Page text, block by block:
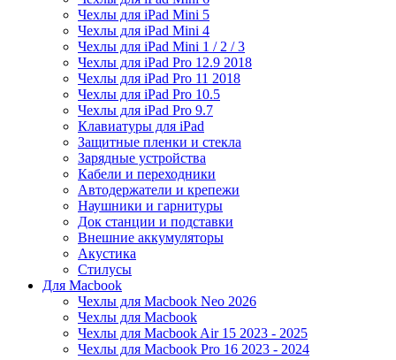
Чехлы для iPad Mini 5
Чехлы для iPad Mini 4
Чехлы для iPad Mini 1 / 2 / 3
Чехлы для iPad Pro 12.9 2018
Чехлы для iPad Pro 11 2018
Чехлы для iPad Pro 10.5
Чехлы для iPad Pro 9.7
Клавиатуры для iPad
Защитные пленки и стекла
Зарядные устройства
Кабели и переходники
Автодержатели и крепежи
Наушники и гарнитуры
Док станции и подставки
Внешние аккумуляторы
Акустика
Стилусы
Для Macbook
Чехлы для Macbook Neo 2026
Чехлы для Macbook
Чехлы для Macbook Air 15 2023 - 2025
Чехлы для Macbook Pro 16 2023 - 2024